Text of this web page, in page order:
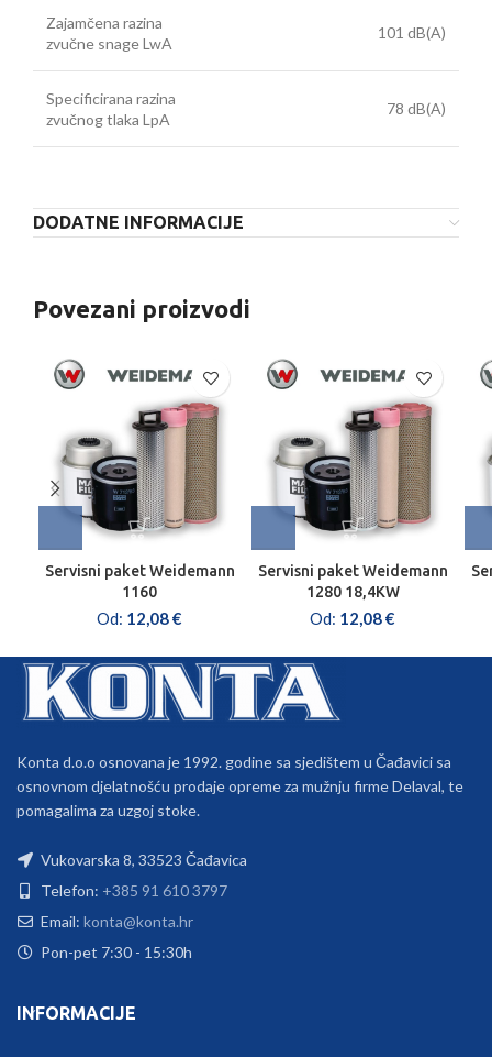
Zajamčena razina
zvučne snage LwA
101 dB(A)
Specificirana razina
zvučnog tlaka LpA
78 dB(A)
DODATNE INFORMACIJE
Povezani proizvodi
Servisni paket Weidemann
1160
Od: 12,08€
Servisni paket Weidemann
1280 18,4KW
Od: 12,08€
Konta d.o.o osnovana je 1992. godine sa sjedištem u Čađavici sa
osnovnom djelatnošću prodaje opreme za mužnju firme Delaval, te
pomagalima za uzgoj stoke.
Vukovarska 8, 33523 Čađavica
Telefon: +385 91 610 3797
Email: konta@konta.hr
Pon-pet 7:30 - 15:30h
INFORMACIJE